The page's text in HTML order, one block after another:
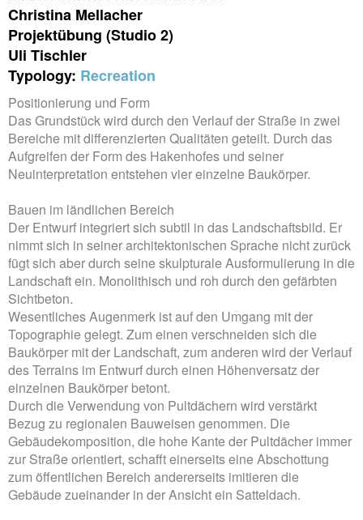
Christina Mellacher
Projektübung (Studio 2)
Uli Tischler
Typology: Recreation
Positionierung und Form
Das Grundstück wird durch den Verlauf der Straße in zwei
Bereiche mit differenzierten Qualitäten geteilt. Durch das
Aufgreifen der Form des Hakenhofes und seiner
Neuinterpretation entstehen vier einzelne Baukörper.
Bauen im ländlichen Bereich
Der Entwurf integriert sich subtil in das Landschaftsbild. Er
nimmt sich in seiner architektonischen Sprache nicht zurück
fügt sich aber durch seine skulpturale Ausformulierung in die
Landschaft ein. Monolithisch und roh durch den gefärbten
Sichtbeton.
Wesentliches Augenmerk ist auf den Umgang mit der
Topographie gelegt. Zum einen verschneiden sich die
Baukörper mit der Landschaft, zum anderen wird der Verlauf
des Terrains im Entwurf durch einen Höhenversatz der
einzelnen Baukörper betont.
Durch die Verwendung von Pultdächern wird verstärkt
Bezug zu regionalen Bauweisen genommen. Die
Gebäudekomposition, die hohe Kante der Pultdächer immer
zur Straße orientiert, schafft einerseits eine Abschottung
zum öffentlichen Bereich andererseits imitieren die
Gebäude zueinander in der Ansicht ein Satteldach.